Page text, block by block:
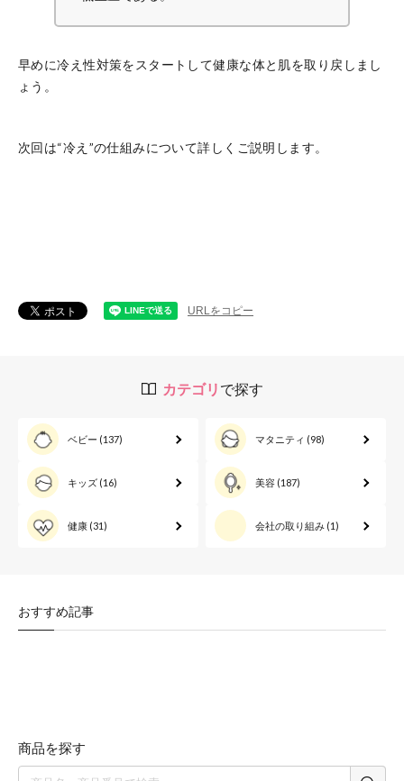
早めに冷え性対策をスタートして健康な体と肌を取り戻しまし
ょう。
次回は“冷え”の仕組みについて詳しくご説明します。
URLをコピー
カテゴリ で探す
ベビー (137) マタニティ (98)
キッズ (16) 美容 (187)
健康 (31) 会社の取り組み (1)
おすすめ記事
商品を探す